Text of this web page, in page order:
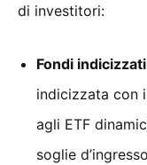
di investitori:
Fondi
indicizzata con
agli ETF
soglie